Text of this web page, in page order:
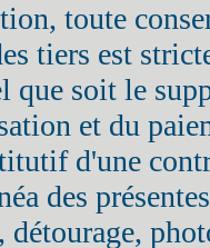
toute
tiers est
que soit le
et du
d'une
des
détourage,